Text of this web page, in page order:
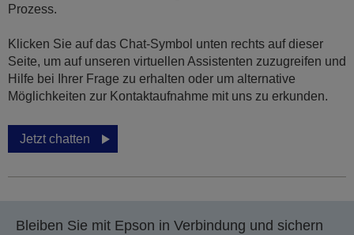
Prozess.
Klicken Sie auf das Chat-Symbol unten rechts auf dieser
Seite, um auf unseren virtuellen Assistenten zuzugreifen und
Hilfe bei Ihrer Frage zu erhalten oder um alternative
Möglichkeiten zur Kontaktaufnahme mit uns zu erkunden.
Jetzt chatten
Bleiben Sie mit Epson in Verbindung und sichern